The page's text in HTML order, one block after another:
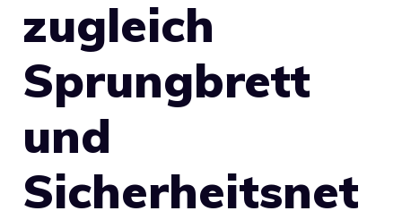
zugleich
Sprungbrett
und
Sicherheitsnet